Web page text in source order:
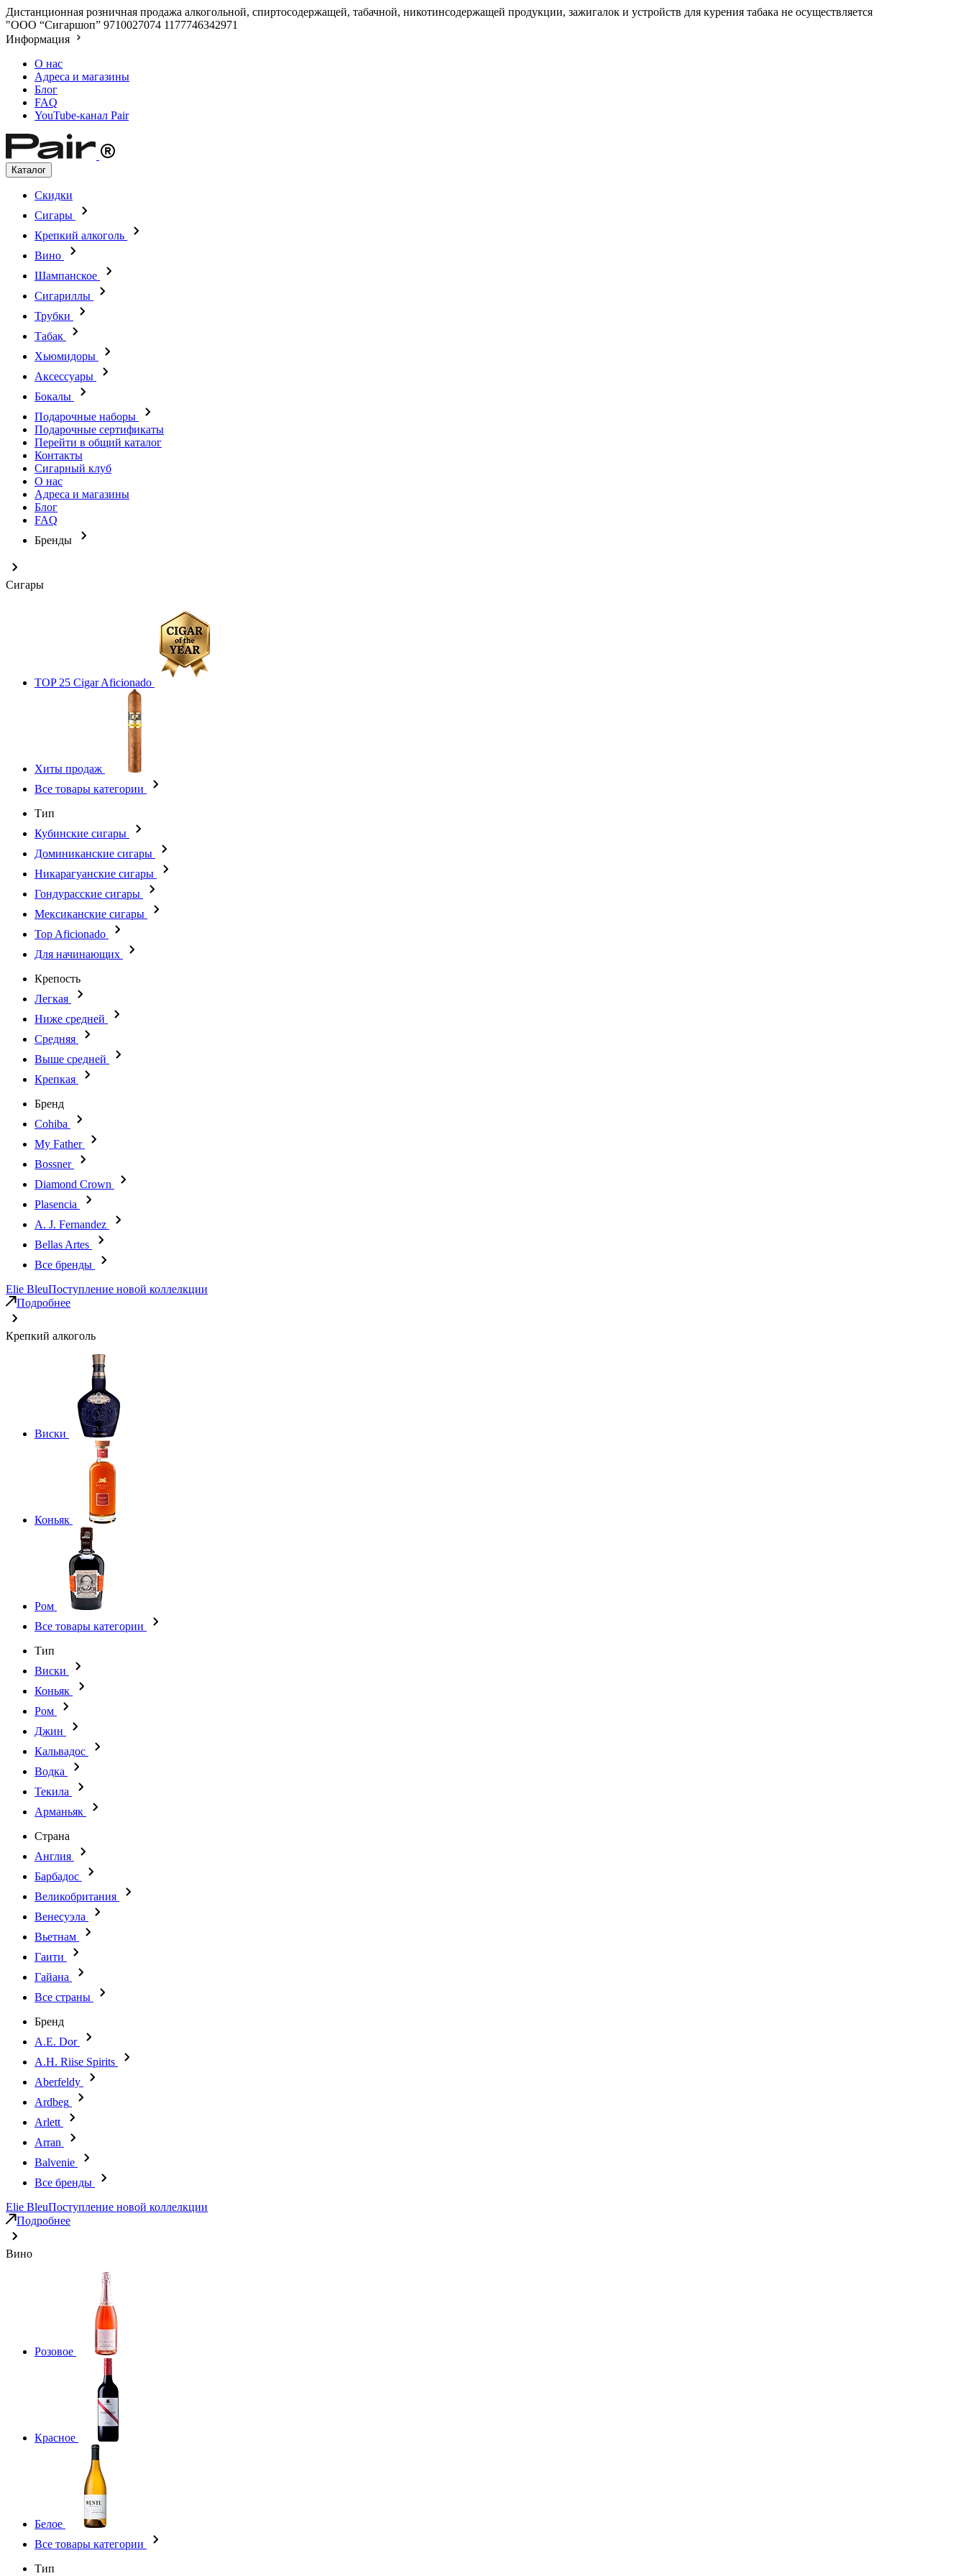
Дистанционная розничная продажа алкогольной, спиртосодержащей, табачной, никотинсодержащей продукции, зажигалок и устройств для курения табака не осуществляется
"ООО “Сигаршоп” 9710027074 1177746342971
Информация
О нас
Адреса и магазины
Блог
FAQ
YouTube-канал Pair
Каталог
Скидки
Сигары
Крепкий алкоголь
Вино
Шампанское
Сигариллы
Трубки
Табак
Хьюмидоры
Аксессуары
Бокалы
Подарочные наборы
Подарочные сертификаты
Перейти в общий каталог
Контакты
Сигарный клуб
О нас
Адреса и магазины
Блог
FAQ
Бренды
Сигары
TOP 25 Cigar Aficionado
Хиты продаж
Все товары категории
Тип
Кубинские сигары
Доминиканские сигары
Никарагуанские сигары
Гондурасские сигары
Мексиканские сигары
Top Aficionado
Для начинающих
Крепость
Легкая
Ниже средней
Средняя
Выше средней
Крепкая
Бренд
Cohiba
My Father
Bossner
Diamond Crown
Plasencia
A. J. Fernandez
Bellas Artes
Все бренды
Elie BleuПоступление новой коллелкции
Подробнее
Крепкий алкоголь
Виски
Коньяк
Ром
Все товары категории
Тип
Виски
Коньяк
Ром
Джин
Кальвадос
Водка
Текила
Арманьяк
Страна
Англия
Барбадос
Великобритания
Венесуэла
Вьетнам
Гаити
Гайана
Все страны
Бренд
A.E. Dor
A.H. Riise Spirits
Aberfeldy
Ardbeg
Arlett
Arran
Balvenie
Все бренды
Elie BleuПоступление новой коллелкции
Подробнее
Вино
Розовое
Красное
Белое
Все товары категории
Тип